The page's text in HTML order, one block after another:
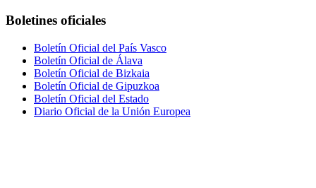
Boletines oficiales
Boletín Oficial del País Vasco
Boletín Oficial de Álava
Boletín Oficial de Bizkaia
Boletín Oficial de Gipuzkoa
Boletín Oficial del Estado
Diario Oficial de la Unión Europea